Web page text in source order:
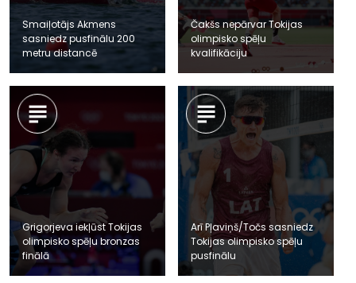
Smaiļotājs Akmens
sasniedz pusfinālu 200
metru distancē
Čakšs nepārvar Tokijas
olimpisko spēļu
kvalifikāciju
Grigorjeva iekļūst Tokijas
olimpisko spēļu bronzas
finālā
Arī Pļaviņš/Točs sasniedz
Tokijas olimpisko spēļu
pusfinālu